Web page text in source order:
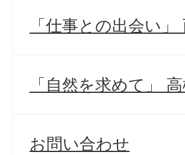
「仕事との出会い
「自然を求めて」
お問い合わせ